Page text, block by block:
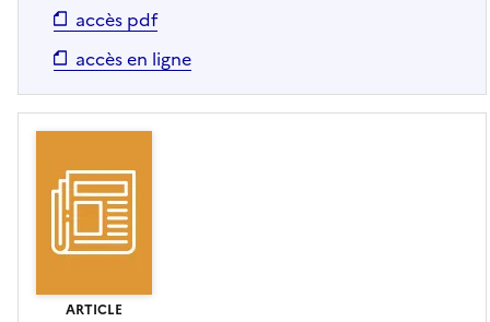
accès pdf
accès en ligne
ARTICLE